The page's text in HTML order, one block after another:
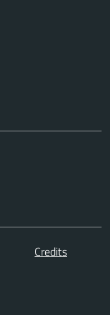
Credits